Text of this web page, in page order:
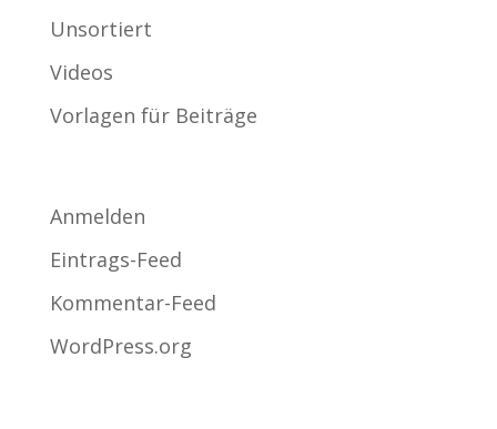
Unsortiert
Videos
Vorlagen für Beiträge
Anmelden
Eintrags-Feed
Kommentar-Feed
WordPress.org